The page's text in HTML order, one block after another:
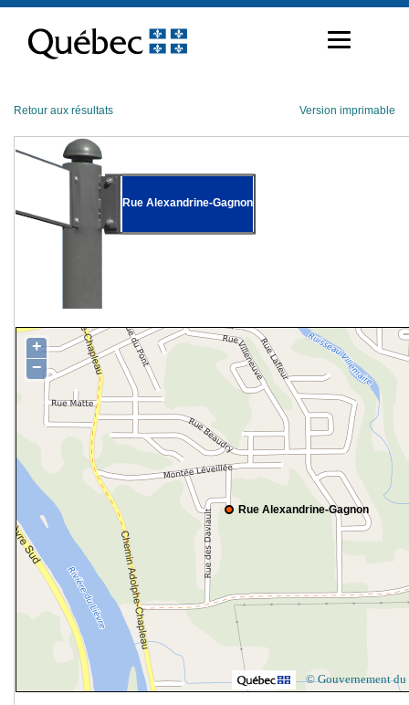
contenu
Retour aux résultats Version imprimable
Rue Alexandrine-Gagnon
Rue Alexandrine-Gagnon
+
−
© Gouvernement du